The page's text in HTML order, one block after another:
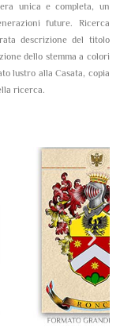
unica e completa, un
future. Ricerca
descrizione del titolo
dello stemma a colori
lustro alla Casata, copia
ricerca.